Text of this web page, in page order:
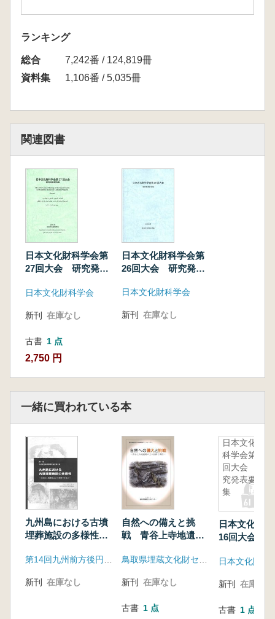
ランキング
総合
7,242番 / 124,819冊
資料集
1,106番 / 5,035冊
関連図書
日本文化財科学会第
27回大会 研究発表
日本文化財科学会
新刊 在庫なし
古書 1 点
2,750 円
日本文化財科学会第
26回大会 研究発表
日本文化財科学会
新刊 在庫なし
一緒に買われている本
九州島における古墳
埋葬施設の多様性
う理解できるか
新刊 在庫なし
自然への備えと挑
戦 青谷上寺地遺跡
新刊 在庫なし
古書 1 点
日本文化財
科学会第16
回大会 研
究発表要旨
集
日本文化財
16回大会 研
日本文化財科
新刊 在庫なし
古書 1 点